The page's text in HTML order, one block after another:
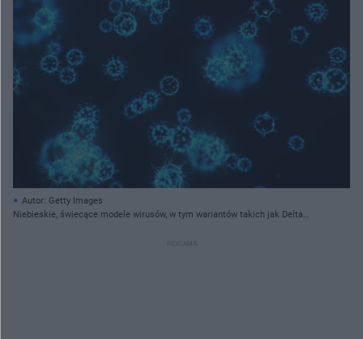
Autor: Getty Images
Niebieskie, świecące modele wirusów, w tym wariantów takich jak Delta
i mutacje SARS-CoV-2. Więcej informacji o wariantach koronawirusa na